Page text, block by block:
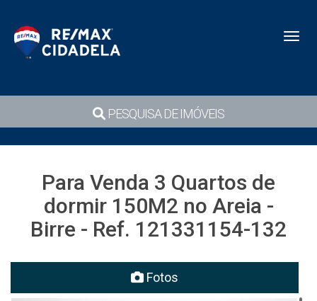
PESQUISA DE IMÓVEIS
Para Venda 3 Quartos de
dormir 150M2 no Areia -
Birre - Ref. 121331154-132
Fotos